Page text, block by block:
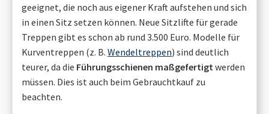
geeignet, die noch aus eigener Kraft aufstehen und sich
in einen Sitz setzen können. Neue Sitzlifte für gerade
Treppen gibt es schon ab rund 3.500 Euro. Modelle für
Kurventreppen (z. B. Wendeltreppen) sind deutlich
teurer, da die Führungsschienen maßgefertigt werden
müssen. Dies ist auch beim Gebrauchtkauf zu
beachten.